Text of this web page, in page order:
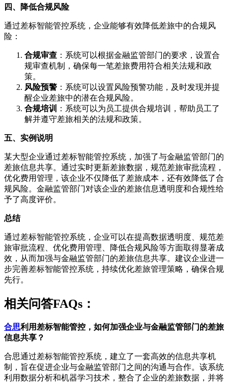
四、降低合规风险
通过差标智能管控系统，企业能够有效降低差旅中的合规风
险：
合规审查 ：系统可以根据金融监管部门的要求，设置合
规审查机制，确保每一笔差旅费用符合相关法规和政
策。
风险预警 ：系统可以设置风险预警功能，及时发现并提
醒企业差旅中的潜在合规风险。
合规培训
：系统可以为员工提供合规培训，帮助员工了
解并遵守差旅相关的法规和政策。
五、实例说明
某大型企业通过差标智能管控系统，加强了与金融监管部门的
差旅信息共享。通过实时更新差旅数据，规范差旅审批流程，
优化费用管理，该企业不仅降低了差旅成本，还有效降低了合
规风险。金融监管部门对该企业的差旅信息透明度和合规性给
予了高度评价。
总结
通过差标智能管控系统，企业可以在提高数据透明度、规范差
旅审批流程、优化费用管理、降低合规风险等方面取得显著成
效，从而加强与金融监管部门的差旅信息共享。建议企业进一
步完善差标智能管控系统，持续优化差旅管理策略，确保合规
先行。
相关问答FAQs：
合思利用差标智能管控，如何加强企业与金融监管部门的差旅
信息共享？
合思通过差标智能管控系统，建立了一套高效的信息共享机
制，旨在促进企业与金融监管部门之间的沟通与合作。该系统
利用数据分析和机器学习技术，整合了企业的差旅数据，并将